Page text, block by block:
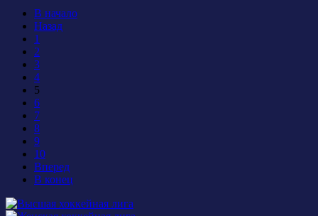
В начало
Назад
1
2
3
4
5
6
7
8
9
10
Вперед
В конец